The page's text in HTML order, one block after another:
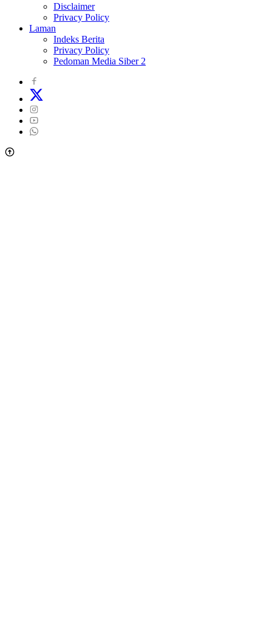
Disclaimer
Privacy Policy
Laman
Indeks Berita
Privacy Policy
Pedoman Media Siber 2